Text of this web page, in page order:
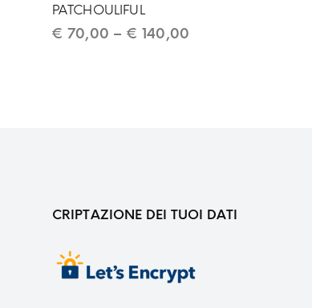
PATCHOULIFUL
€ 70,00 – € 140,00
CRIPTAZIONE DEI TUOI DATI